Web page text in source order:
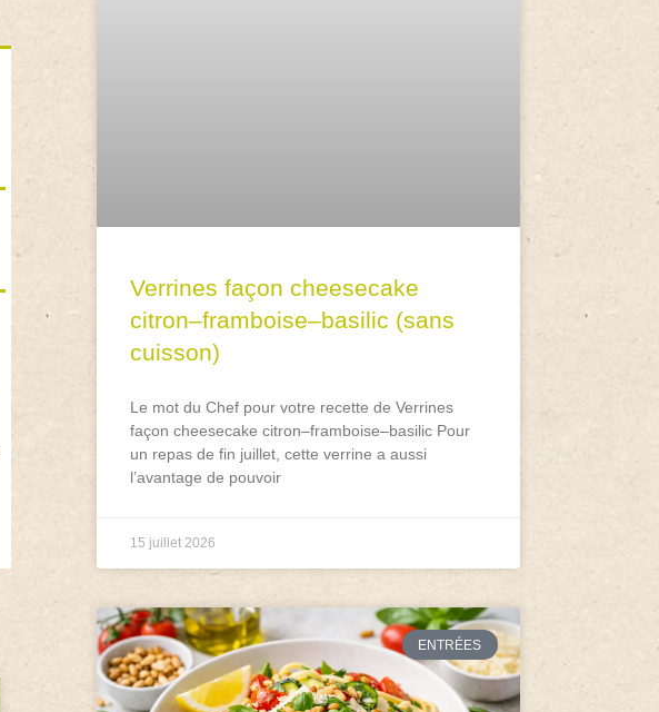
Verrines façon cheesecake
citron–framboise–basilic (sans
cuisson)
Le mot du Chef pour votre recette de Verrines
façon cheesecake citron–framboise–basilic Pour
un repas de fin juillet, cette verrine a aussi
l’avantage de pouvoir
15 juillet 2026
ENTRÉES